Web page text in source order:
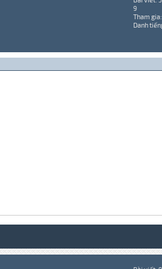
9
Tham
Danh